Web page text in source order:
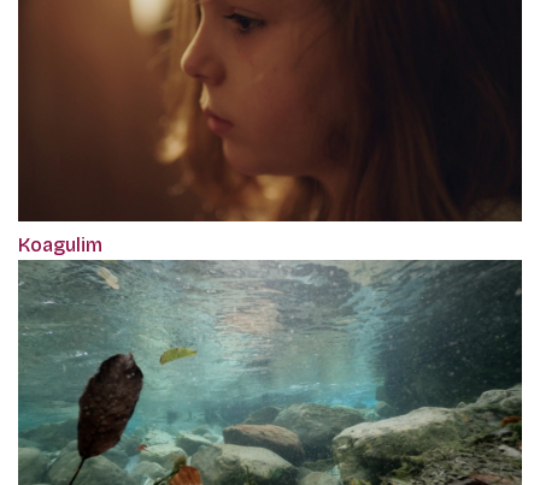
Koagulim